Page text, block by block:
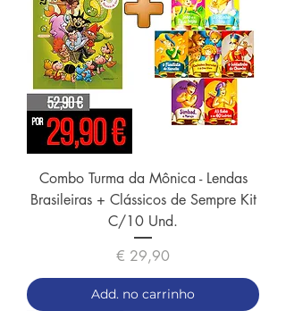
Combo Turma da Mônica - Lendas
Brasileiras + Clássicos de Sempre Kit
C/10 Und.
Preço
€ 29,90
Add. no carrinho